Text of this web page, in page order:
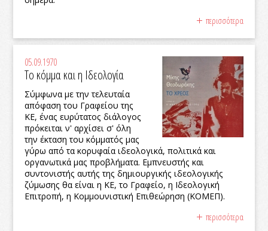
περισσότερα
05.09.1970
Το κόμμα και η Ιδεολογία
Σύμφωνα με την τελευταία
απόφαση του Γραφείου της
ΚΕ, ένας ευρύτατος διάλογος
πρόκειται ν' αρχίσει σ' όλη
την έκταση του κόμματός μας
γύρω από τα κορυφαία ιδεολογικά, πολιτικά και
οργανωτικά μας προβλήματα. Εμπνευστής και
συντονιστής αυτής της δημιουργικής ιδεολογικής
ζύμωσης θα είναι η ΚΕ, το Γραφείο, η Ιδεολογική
Επιτροπή, η Κομμουνιστική Επιθεώρηση (ΚΟΜΕΠ).
περισσότερα